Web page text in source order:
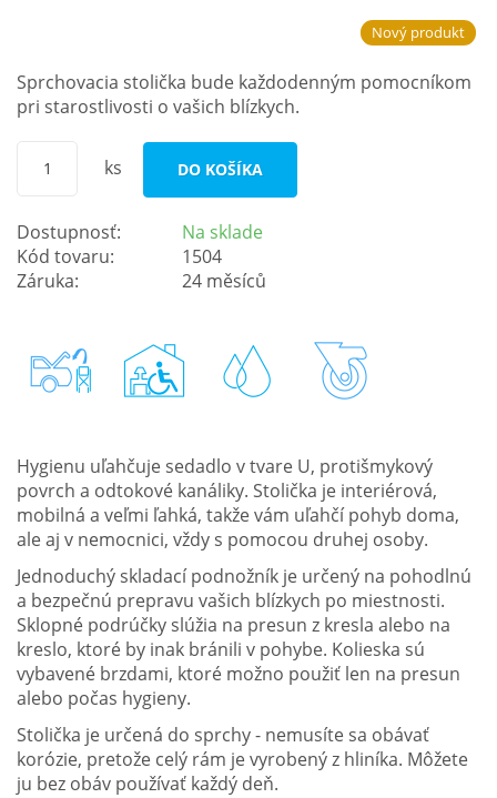
Nový produkt
Sprchovacia stolička bude každodenným pomocníkom
pri starostlivosti o vašich blízkych.
ks DO KOŠÍKA
Dostupnosť:
Na sklade
Kód tovaru:
1504
Záruka:
24 měsíců
Hygienu uľahčuje sedadlo v tvare U, protišmykový
povrch a odtokové kanáliky. Stolička je interiérová,
mobilná a veľmi ľahká, takže vám uľahčí pohyb doma,
ale aj v nemocnici, vždy s pomocou druhej osoby.
Jednoduchý skladací podnožník je určený na pohodlnú
a bezpečnú prepravu vašich blízkych po miestnosti.
Sklopné podrúčky slúžia na presun z kresla alebo na
kreslo, ktoré by inak bránili v pohybe. Kolieska sú
vybavené brzdami, ktoré možno použiť len na presun
alebo počas hygieny.
Stolička je určená do sprchy - nemusíte sa obávať
korózie, pretože celý rám je vyrobený z hliníka. Môžete
ju bez obáv používať každý deň.